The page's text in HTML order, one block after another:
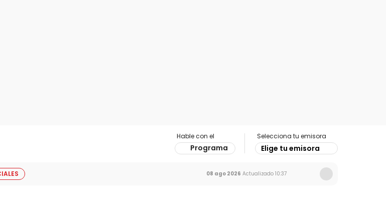
Hable con el
Programa
Selecciona tu emisora
Elige tu emisora
08 ago 2026 Actualizado 10:37